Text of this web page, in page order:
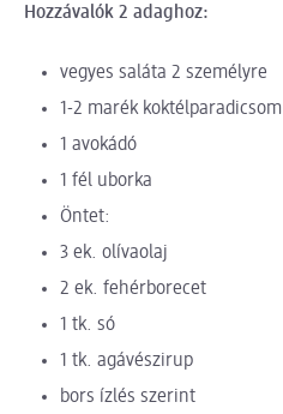
Hozzávalók 2 adaghoz:
vegyes saláta 2 személyre
1-2 marék koktélparadicsom
1 avokádó
1 fél uborka
Öntet:
3 ek. olívaolaj
2 ek. fehérborecet
1 tk. só
1 tk. agávészirup
bors ízlés szerint